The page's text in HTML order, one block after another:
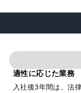
適性に応じた業務
入社後3年間は、法
お知らせ